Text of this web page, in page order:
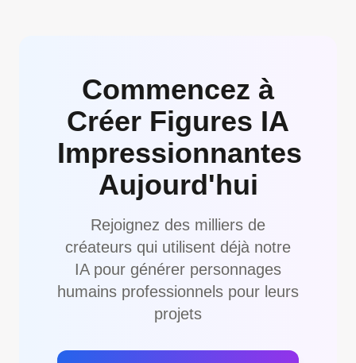
Commencez à
Créer Figures IA
Impressionnantes
Aujourd'hui
Rejoignez des milliers de
créateurs qui utilisent déjà notre
IA pour générer personnages
humains professionnels pour leurs
projets